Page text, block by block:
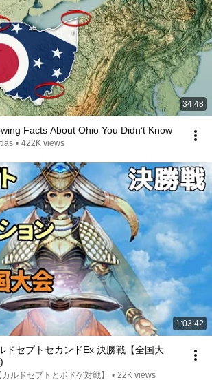
34:48
Facts About Ohio You Didn’t Know
• 422K views
1:03:42
ドセプトセカンドEx 決勝戦【全国大
ルドセプトとボドゲ対戦】 • 22K views